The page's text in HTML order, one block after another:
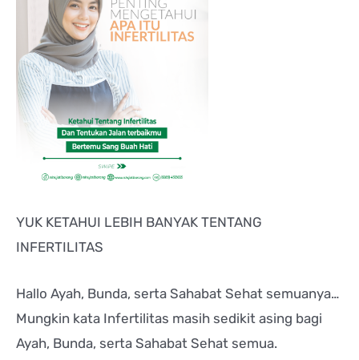
YUK KETAHUI LEBIH BANYAK TENTANG
INFERTILITAS
Hallo Ayah, Bunda, serta Sahabat Sehat semuanya…
Mungkin kata Infertilitas masih sedikit asing bagi
Ayah, Bunda, serta Sahabat Sehat semua.